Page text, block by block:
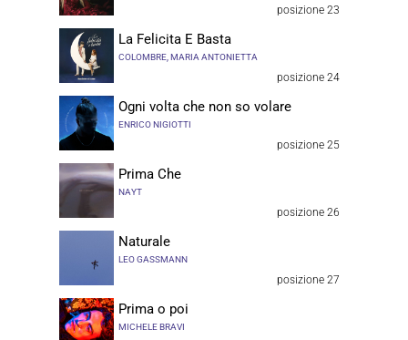
posizione 23
La Felicita E Basta
COLOMBRE, MARIA ANTONIETTA
posizione 24
Ogni volta che non so volare
ENRICO NIGIOTTI
posizione 25
Prima Che
NAYT
posizione 26
Naturale
LEO GASSMANN
posizione 27
Prima o poi
MICHELE BRAVI